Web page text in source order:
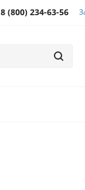
8 (800) 234-63-56